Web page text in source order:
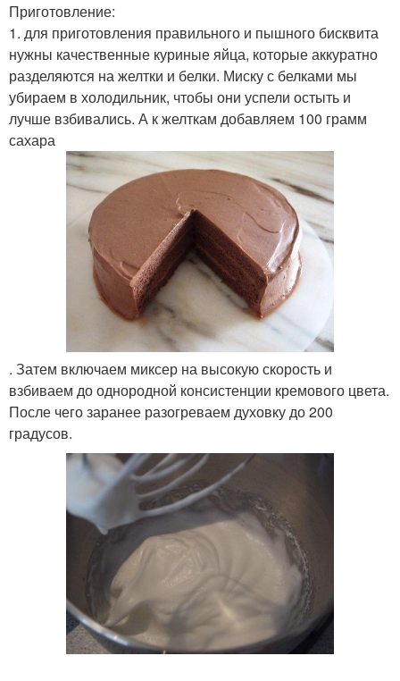
Приготовление:
1. для приготовления правильного и пышного бисквита
нужны качественные куриные яйца, которые аккуратно
разделяются на желтки и белки. Миску с белками мы
убираем в холодильник, чтобы они успели остыть и
лучше взбивались. А к желткам добавляем 100 грамм
сахара
. Затем включаем миксер на высокую скорость и
взбиваем до однородной консистенции кремового цвета.
После чего заранее разогреваем духовку до 200
градусов.